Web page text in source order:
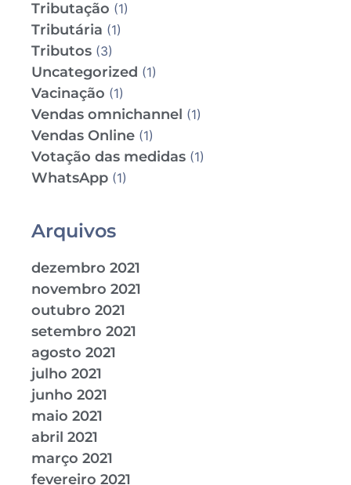
Tributação (1)
Tributária (1)
Tributos (3)
Uncategorized (1)
Vacinação (1)
Vendas omnichannel (1)
Vendas Online (1)
Votação das medidas (1)
WhatsApp (1)
Arquivos
dezembro 2021
novembro 2021
outubro 2021
setembro 2021
agosto 2021
julho 2021
junho 2021
maio 2021
abril 2021
março 2021
fevereiro 2021